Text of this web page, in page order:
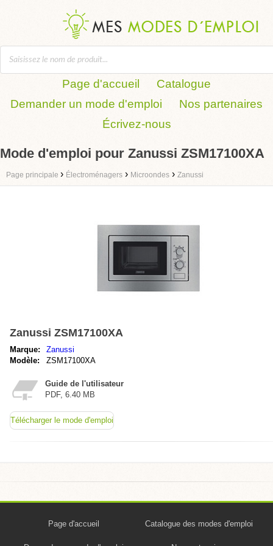
Page d'accueil
Catalogue
Demander un mode d'emploi
Nos partenaires
Écrivez-nous
Mode d'emploi pour Zanussi ZSM17100XA
Page principale › Électroménagers › Microondes › Zanussi
Zanussi ZSM17100XA
Marque:
Zanussi
Modèle:
ZSM17100XA
Guide de l'utilisateur
PDF, 6.40 MB
Télécharger le mode d'emploi
Page d'accueil Catalogue des modes d'emploi